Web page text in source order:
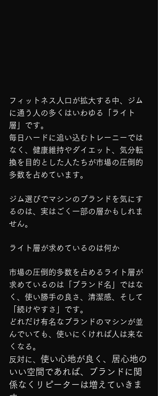
フィットネス人口が拡大する中、ジム
に通う人の多くはいわゆる「ライト
層」です。
毎日ハードに追い込むトレーニーでは
なく、健康維持やダイエット、気分転
換を目的とした人たちが市場の圧倒的
多数を占めています。
ジム選びでマシンのブランドを気にす
るのは、実はごく一部の層かもしれま
せん。
ライト層が求めているのは何か
市場の圧倒的多数を占めるライト層が
求めているのは「ブランド名」ではな
く、使い勝手の良さ、清潔感、そして
「続けやすさ」です。
どれだけ有名なブランドのマシンが並
んでいても、使いにくければ人は来な
くなる。
反対に、 使い心地が良く、居心地の
いい空間であれば、ブランドに関
係なくリピーターは増えていきま